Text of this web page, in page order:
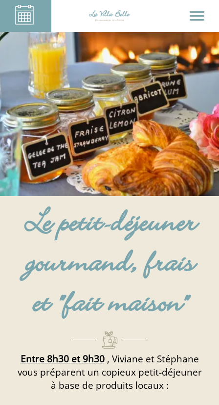
Le petit-déjeuner
gourmand, frais
et "fait maison"
Entre 8h30 et 9h30, Viviane et Stéphane
vous préparent un copieux petit-déjeuner
à base de produits locaux :